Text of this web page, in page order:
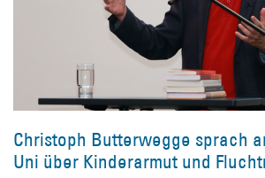
Christoph Butterwegge sprach
Uni über Kinderarmut und